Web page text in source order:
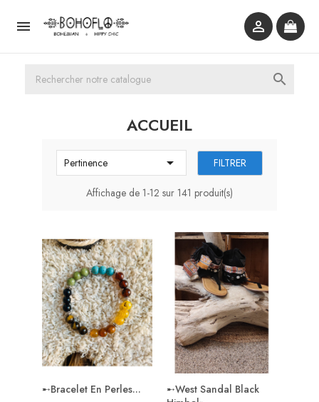
 

ACCUEIL
Pertinence  FILTRER
Affichage de 1-12 sur 141 produit(s)
➸Bracelet En Perles...
➸West Sandal Black